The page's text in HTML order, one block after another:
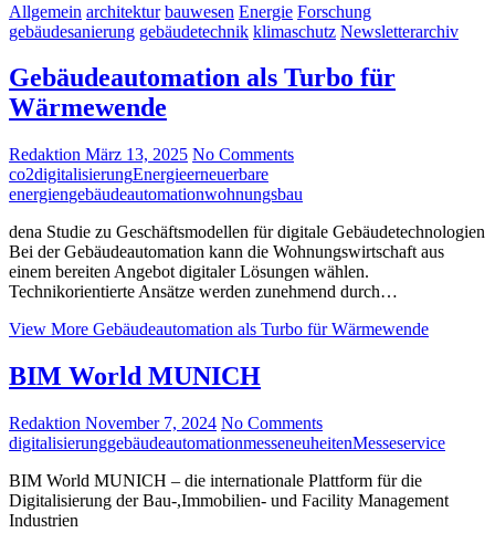
Allgemein architektur bauwesen Energie Forschung
gebäudesanierung gebäudetechnik klimaschutz Newsletterarchiv
Gebäudeautomation als Turbo für
Wärmewende
Redaktion März 13, 2025 No Comments
co2digitalisierungEnergieerneuerbare
energiengebäudeautomationwohnungsbau
dena Studie zu Geschäftsmodellen für digitale Gebäudetechnologien
Bei der Gebäudeautomation kann die Wohnungswirtschaft aus
einem bereiten Angebot digitaler Lösungen wählen.
Technikorientierte Ansätze werden zunehmend durch…
View More Gebäudeautomation als Turbo für Wärmewende
BIM World MUNICH
Redaktion November 7, 2024 No Comments
digitalisierunggebäudeautomationmesseneuheitenMesseservice
BIM World MUNICH – die internationale Plattform für die
Digitalisierung der Bau-,Immobilien- und Facility Management
Industrien